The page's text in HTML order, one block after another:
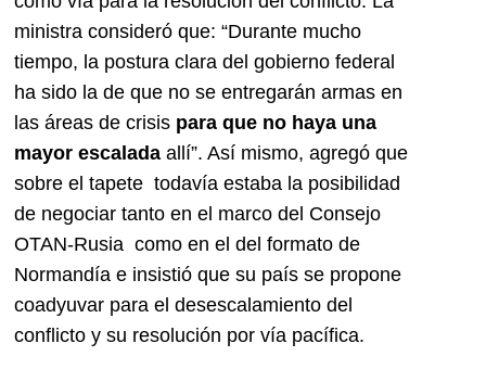
ministra consideró que: “Durante mucho
tiempo, la postura clara del gobierno federal
ha sido la de que no se entregarán armas en
las áreas de crisis para que no haya una
mayor escalada allí”. Así mismo, agregó que
sobre el tapete todavía estaba la posibilidad
de negociar tanto en el marco del Consejo
OTAN-Rusia como en el del formato de
Normandía e insistió que su país se propone
coadyuvar para el desescalamiento del
conflicto y su resolución por vía pacífica.